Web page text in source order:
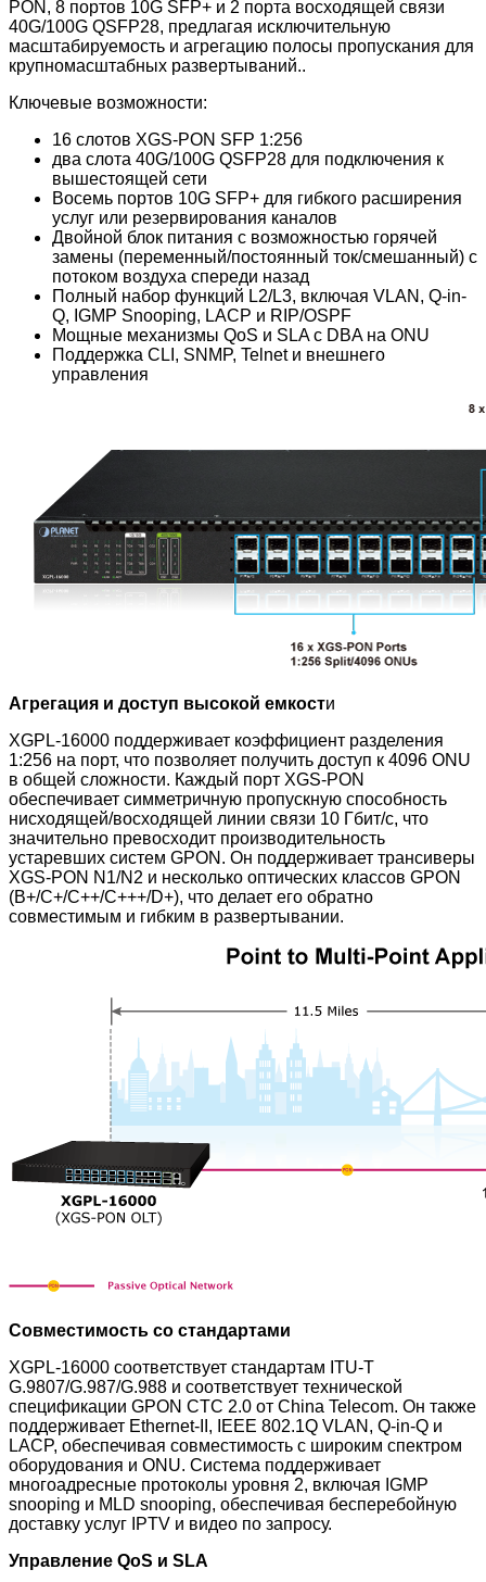
PON, 8 портов 10G SFP+ и 2 порта восходящей связи
40G/100G QSFP28, предлагая исключительную
масштабируемость и агрегацию полосы пропускания для
крупномасштабных развертываний..
Ключевые возможности:
16 слотов XGS-PON SFP 1:256
два слота 40G/100G QSFP28 для подключения к
вышестоящей сети
Восемь портов 10G SFP+ для гибкого расширения
услуг или резервирования каналов
Двойной блок питания с возможностью горячей
замены (переменный/постоянный ток/смешанный) с
потоком воздуха спереди назад
Полный набор функций L2/L3, включая VLAN, Q-in-
Q, IGMP Snooping, LACP и RIP/OSPF
Мощные механизмы QoS и SLA с DBA на ONU
Поддержка CLI, SNMP, Telnet и внешнего
управления
Агрегация и доступ высокой емкости
XGPL-16000 поддерживает коэффициент разделения
1:256 на порт, что позволяет получить доступ к 4096 ONU
в общей сложности. Каждый порт XGS-PON
обеспечивает симметричную пропускную способность
нисходящей/восходящей линии связи 10 Гбит/с, что
значительно превосходит производительность
устаревших систем GPON. Он поддерживает трансиверы
XGS-PON N1/N2 и несколько оптических классов GPON
(B+/C+/C++/C+++/D+), что делает его обратно
совместимым и гибким в развертывании.
Совместимость со стандартами
XGPL-16000 соответствует стандартам ITU-T
G.9807/G.987/G.988 и соответствует технической
спецификации GPON CTC 2.0 от China Telecom. Он также
поддерживает Ethernet-II, IEEE 802.1Q VLAN, Q-in-Q и
LACP, обеспечивая совместимость с широким спектром
оборудования и ONU. Система поддерживает
многоадресные протоколы уровня 2, включая IGMP
snooping и MLD snooping, обеспечивая бесперебойную
доставку услуг IPTV и видео по запросу.
Управление QoS и SLA